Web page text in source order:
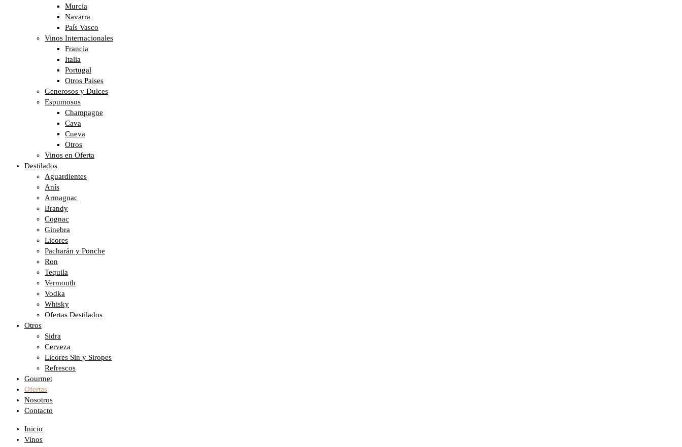
Murcia
Navarra
País Vasco
Vinos Internacionales
Francia
Italia
Portugal
Otros Paises
Generosos y Dulces
Espumosos
Champagne
Cava
Cueva
Otros
Vinos en Oferta
Destilados
Aguardientes
Anís
Armagnac
Brandy
Cognac
Ginebra
Licores
Pacharán y Ponche
Ron
Tequila
Vermouth
Vodka
Whisky
Ofertas Destilados
Otros
Sidra
Cerveza
Licores Sin y Siropes
Refrescos
Gourmet
Ofertas
Nosotros
Contacto
Inicio
Vinos